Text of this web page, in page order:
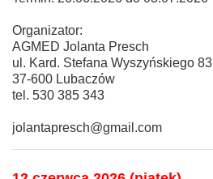
Organizator:
AGMED Jolanta Presch
ul. Kard. Stefana Wyszyńskiego 83
37-600 Lubaczów
tel. 530 385 343
jolantapresch@gmail.com